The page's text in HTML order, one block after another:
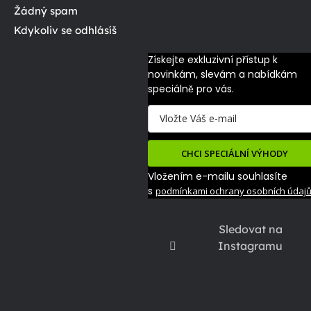
Sledovat na
Instagramu
Žádný spam
Kdykoliv se odhlásíš
Získejte exkluzivní přístup k
novinkám, slevám a nabídkám
speciálně pro vás.
CHCI SPECIÁLNÍ VÝHODY
Vložením e-mailu souhlasíte
s podmínkami ochrany osobních údajů